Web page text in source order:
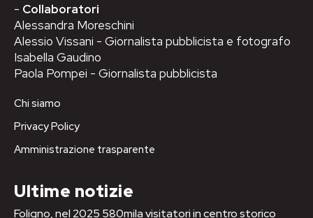
- Collaboratori
Alessandra Moreschini
Alessio Vissani - Giornalista pubblicista e fotografo
Isabella Gaudino
Paola Pompei - Giornalista pubblicista
Chi siamo
Privacy Policy
Amministrazione trasparente
Ultime notizie
Foligno, nel 2025 580mila visitatori in centro storico